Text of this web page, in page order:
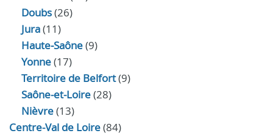
Doubs(26)
Jura(11)
Haute‑Saône(9)
Yonne(17)
Territoire de Belfort(9)
Saône-et-Loire(28)
Nièvre(13)
Centre-Val de Loire(84)